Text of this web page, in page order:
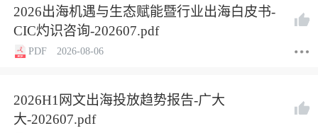
2026出海机遇与生态赋能暨行业出海白皮书-
CIC灼识咨询-202607.pdf
PDF 2026-08-06
2026H1网文出海投放趋势报告-广大
大-202607.pdf